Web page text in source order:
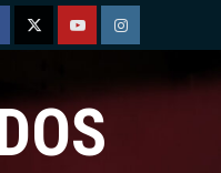
TwitterYoutubeInstagram